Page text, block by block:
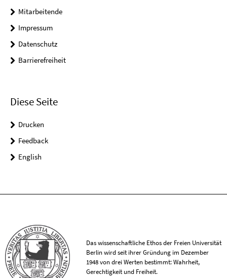
Mitarbeitende
Impressum
Datenschutz
Barrierefreiheit
Diese Seite
Drucken
Feedback
English
Das wissenschaftliche Ethos der Freien Universität
Berlin wird seit ihrer Gründung im Dezember
1948 von drei Werten bestimmt: Wahrheit,
Gerechtigkeit und Freiheit.